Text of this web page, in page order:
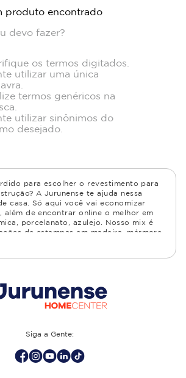
produto encontrado
devo fazer?
os termos digitados.
utilizar uma única
termos genéricos na
utilizar sinônimos do
desejado.
para escolher o revestimento para
A Jurunense te ajuda nessa
casa. Só aqui você vai economizar
além de encontrar online o melhor em
porcelanato, azulejo. Nosso mix é
de estampas em madeira, mármore,
e muito mais Confira as
de estar.
Siga a Gente: